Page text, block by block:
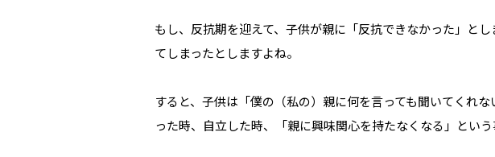
もし、反抗期を迎えて、子供が親に「反抗できなかった」と
てしまったとしますよね。
すると、子供は「僕の（私の）親に何を言っても聞いてくれ
った時、自立した時、「親に興味関心を持たなくなる」という